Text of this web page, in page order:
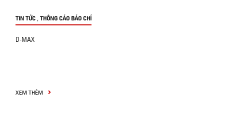
TIN TỨC , THÔNG CÁO BÁO CHÍ
D-MAX
XEM THÊM